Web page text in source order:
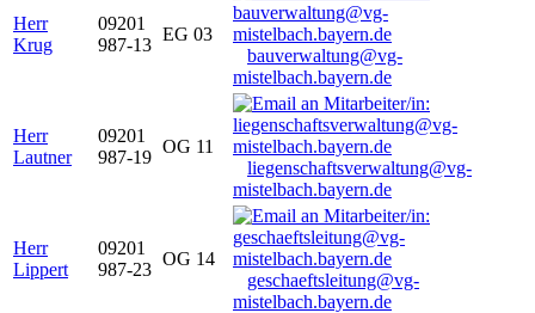
Herr
Krug
09201
987-13
EG 03
bauverwaltung@vg-
mistelbach.bayern.de
Herr
Lautner
09201
987-19
OG 11
liegenschaftsverwaltung@vg-
mistelbach.bayern.de
Herr
Lippert
09201
987-23
OG 14
geschaeftsleitung@vg-
mistelbach.bayern.de